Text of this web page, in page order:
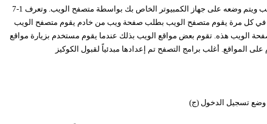
7-1 ملف تعريف الارتباط "الكوكيز" هو ملف نصي يتم إرساله عبر خادم الويب ويتم وضعه على جهاز الكمبيوتر الخاص بك بواسطة متصفح الويب. وتعرف
في كل مرة يقوم متصفح الويب بطلب صفحة ويب من خادم يقوم متصفح الويب
الويب هذه. تقوم بعض مواقع الويب بذلك عندما يقوم مستخدم بزيارة مواقع
وضع تسجيل الدخول